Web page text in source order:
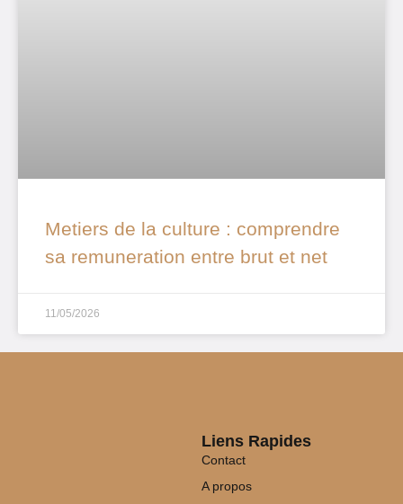
Metiers de la culture : comprendre
sa remuneration entre brut et net
11/05/2026
Liens Rapides
Contact
A propos